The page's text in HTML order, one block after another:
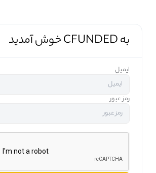
به CFUNDED خوش آمدید
ایمیل
رمز عبور